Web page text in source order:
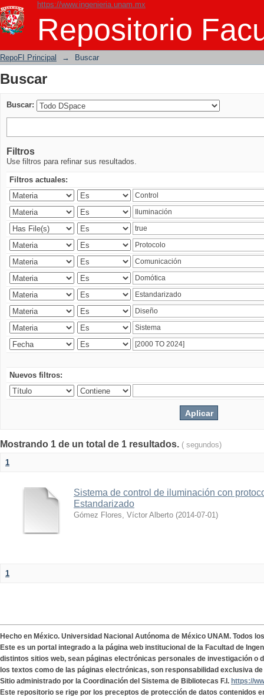
https://www.ingenieria.unam.mx
Repositorio
Buscar
RepoFI Principal → Buscar
Buscar
Buscar:
Filtros
Use filtros para refinar sus resultados.
Filtros actuales:
Nuevos filtros:
Mostrando 1 de un total de 1 resultados. ( segundos)
1
Sistema de control de iluminación con
Estandarizado
Gómez Flores, Víctor Alberto (2014-07-01)
1
Hecho en México. Universidad Nacional Autónoma de México UNAM. Todos
Este es un portal integrado a la página web institucional de la Facultad de
distintos sitios web, sean páginas electrónicas personales de investigación o
los textos como de las páginas electrónicas, son responsabilidad exclusiva
Sitio administrado por la Coordinación del Sistema de Bibliotecas F.I. https://
Este repositorio se rige por los preceptos de protección de datos contenidos